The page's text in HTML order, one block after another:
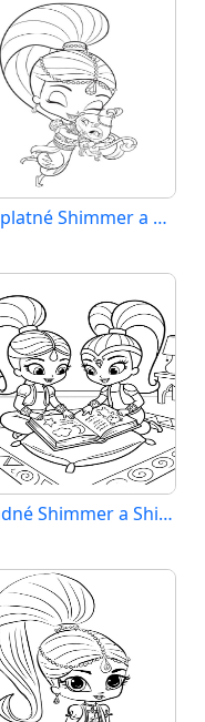
Bezplatné Shimmer a Shine
Snadné Shimmer a Shine